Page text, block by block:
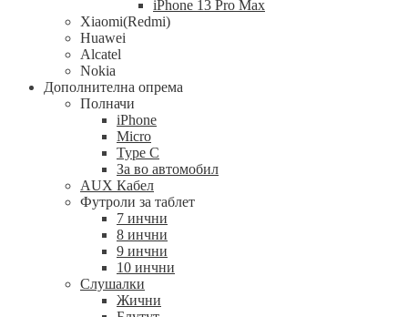
iPhone 13 Pro Max
Xiaomi(Redmi)
Huawei
Alcatel
Nokia
Дополнителна опрема
Полначи
iPhone
Micro
Type C
За во автомобил
AUX Кабел
Футроли за таблет
7 инчни
8 инчни
9 инчни
10 инчни
Слушалки
Жични